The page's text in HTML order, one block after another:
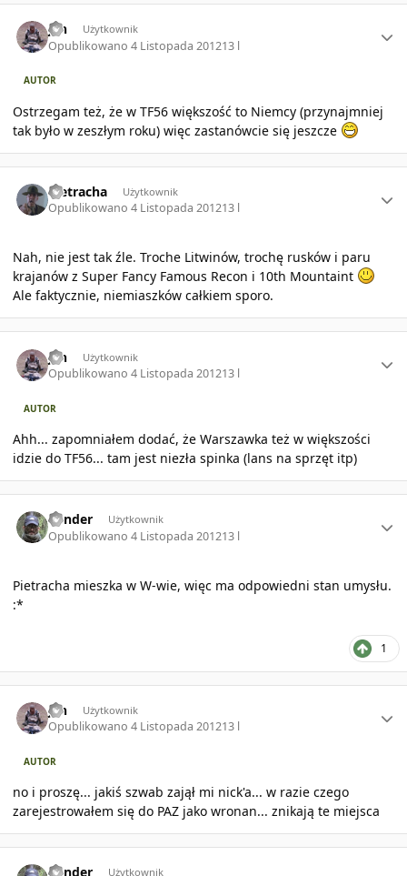
jan Użytkownik
Opublikowano4 Listopada 201213 l
AUTOR
Ostrzegam też, że w TF56 większość to Niemcy (przynajmniej
tak było w zeszłym roku) więc zastanówcie się jeszcze
Pietracha Użytkownik
Opublikowano4 Listopada 201213 l
Nah, nie jest tak źle. Troche Litwinów, trochę rusków i paru
krajanów z Super Fancy Famous Recon i 10th Mountaint
Ale faktycznie, niemiaszków całkiem sporo.
jan Użytkownik
Opublikowano4 Listopada 201213 l
AUTOR
Ahh... zapomniałem dodać, że Warszawka też w większości
idzie do TF56... tam jest niezła spinka (lans na sprzęt itp)
bender Użytkownik
Opublikowano4 Listopada 201213 l
Pietracha mieszka w W-wie, więc ma odpowiedni stan umysłu.
:*
1
jan Użytkownik
Opublikowano4 Listopada 201213 l
AUTOR
no i proszę... jakiś szwab zajął mi nick'a... w razie czego
zarejestrowałem się do PAZ jako wronan... znikają te miejsca
bender Użytkownik